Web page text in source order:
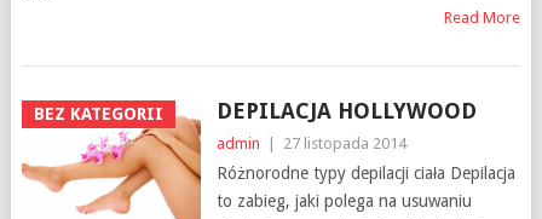
Read More
BEZ KATEGORII DEPILACJA HOLLYWOOD
admin 27 listopada 2014
Różnorodne typy depilacji ciała Depilacja
to zabieg, jaki polega na usuwaniu